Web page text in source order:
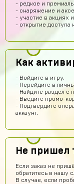
- редкое и
- снаряжение и
- участие в акциях
- открытие доступа
Как
- Войдите в игру.
- Перейдите в
- Найдите раздел с
- Введите промо-
- Подтвердите
аккаунт.
Не пришел
Если заказ не
обратитесь в нашу
В случае, если
Это правда
Sobolev-Dimas
Тамерлан
Это рили
Даниил
Акк норм
Алексей
Пацаны
вел в гугл
Геннадий
и ахуел